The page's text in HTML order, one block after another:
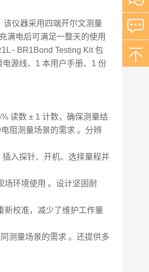
该仪器采用四端开尔文测量
满电后可满足一整天的使用
- BR1Bond Testing Kit 包
源线、1 本用户手册、1 份
读数 ± 1 计数，确保测量结
阻测量场景的需求 。分辨
入探针、开机、选择量程并
场环境使用 。设计坚固耐
新校准，减少了维护工作量
测量场景的需求 。还提供多